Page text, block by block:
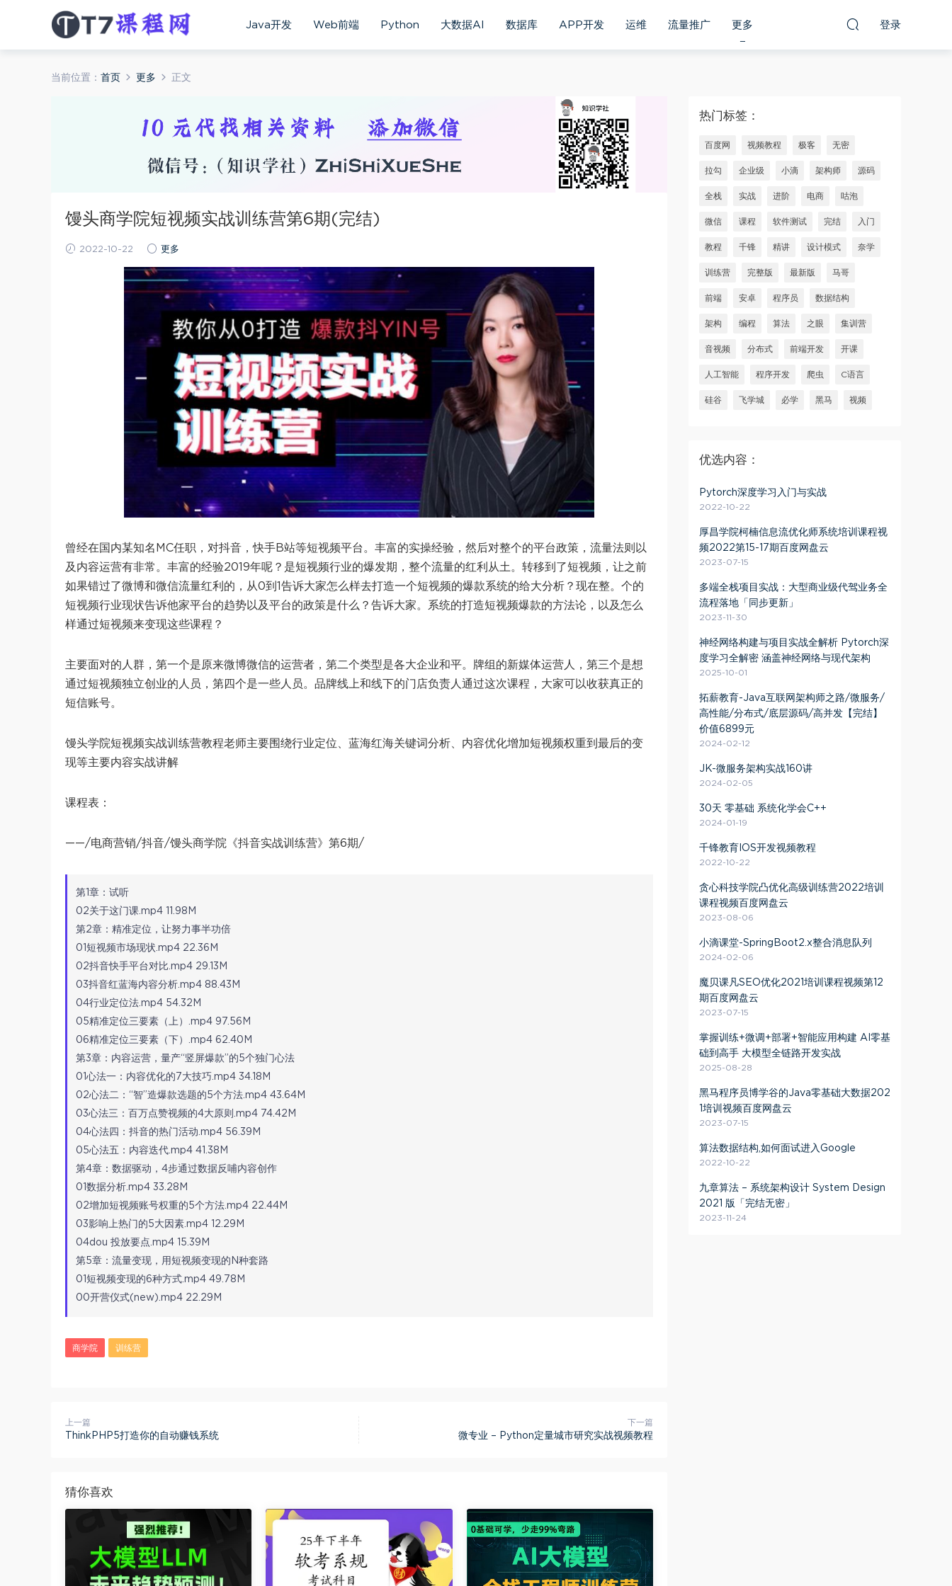
Java开发 Web前端 Python 大数据AI 数据库 APP开发 运维 流量推广 更多 登录
当前位置： 首页 更多 正文
馒头商学院短视频实战训练营第6期(完结)
2022-10-22 更多
曾经在国内某知名MC任职，对抖音，快手B站等短视频平台。丰富的实操经验，然后对整个的平台政策，流量法则以
及内容运营有非常。丰富的经验2019年呢？是短视频行业的爆发期，整个流量的红利从土。转移到了短视频，让之前
如果错过了微博和微信流量红利的，从0到1告诉大家怎么样去打造一个短视频的爆款系统的给大分析？现在整。个的
短视频行业现状告诉他家平台的趋势以及平台的政策是什么？告诉大家。系统的打造短视频爆款的方法论，以及怎么
样通过短视频来变现这些课程？
主要面对的人群，第一个是原来微博微信的运营者，第二个类型是各大企业和平。牌组的新媒体运营人，第三个是想
通过短视频独立创业的人员，第四个是一些人员。品牌线上和线下的门店负责人通过这次课程，大家可以收获真正的
短信账号。
馒头学院短视频实战训练营教程老师主要围绕行业定位、蓝海红海关键词分析、内容优化增加短视频权重到最后的变
现等主要内容实战讲解
课程表：
——/电商营销/抖音/馒头商学院《抖音实战训练营》第6期/
第1章：试听
02关于这门课.mp4 11.98M
第2章：精准定位，让努力事半功倍
01短视频市场现状.mp4 22.36M
02抖音快手平台对比.mp4 29.13M
03抖音红蓝海内容分析.mp4 88.43M
04行业定位法.mp4 54.32M
05精准定位三要素（上）.mp4 97.56M
06精准定位三要素（下）.mp4 62.40M
第3章：内容运营，量产“竖屏爆款”的5个独门心法
01心法一：内容优化的7大技巧.mp4 34.18M
02心法二：“智”造爆款选题的5个方法.mp4 43.64M
03心法三：百万点赞视频的4大原则.mp4 74.42M
04心法四：抖音的热门活动.mp4 56.39M
05心法五：内容迭代.mp4 41.38M
第4章：数据驱动，4步通过数据反哺内容创作
01数据分析.mp4 33.28M
02增加短视频账号权重的5个方法.mp4 22.44M
03影响上热门的5大因素.mp4 12.29M
04dou 投放要点.mp4 15.39M
第5章：流量变现，用短视频变现的N种套路
01短视频变现的6种方式.mp4 49.78M
00开营仪式(new).mp4 22.29M
商学院 训练营
上一篇
ThinkPHP5打造你的自动赚钱系统
下一篇
微专业 – Python定量城市研究实战视频教程
猜你喜欢
热门标签：
百度网 视频教程 极客 无密
拉勾 企业级 小滴 架构师 源码
全栈 实战 进阶 电商 咕泡
微信 课程 软件测试 完结 入门
教程 千锋 精讲 设计模式 奈学
训练营 完整版 最新版 马哥
前端 安卓 程序员 数据结构
架构 编程 算法 之眼 集训营
音视频 分布式 前端开发 开课
人工智能 程序开发 爬虫 C语言
硅谷 飞学城 必学 黑马 视频
优选内容：
Pytorch深度学习入门与实战
2022-10-22
厚昌学院柯楠信息流优化师系统培训课程视
频2022第15-17期百度网盘云
2023-07-15
多端全栈项目实战：大型商业级代驾业务全
流程落地「同步更新」
2023-11-30
神经网络构建与项目实战全解析 Pytorch深
度学习全解密 涵盖神经网络与现代架构
2025-10-01
拓薪教育-Java互联网架构师之路/微服务/
高性能/分布式/底层源码/高并发【完结】
价值6899元
2024-02-12
JK-微服务架构实战160讲
2024-02-05
30天 零基础 系统化学会C++
2024-01-19
千锋教育IOS开发视频教程
2022-10-22
贪心科技学院凸优化高级训练营2022培训
课程视频百度网盘云
2023-08-06
小滴课堂-SpringBoot2.x整合消息队列
2024-02-06
魔贝课凡SEO优化2021培训课程视频第12
期百度网盘云
2023-07-15
掌握训练+微调+部署+智能应用构建 AI零基
础到高手 大模型全链路开发实战
2025-08-28
黑马程序员博学谷的Java零基础大数据202
1培训视频百度网盘云
2023-07-15
算法数据结构,如何面试进入Google
2022-10-22
九章算法 – 系统架构设计 System Design
2021 版「完结无密」
2023-11-24